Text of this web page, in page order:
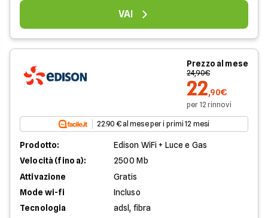
VAI
Prezzo al mese
24,90€
22,90€
per 12 rinnovi
22.90 € al mese per i primi 12 mesi
Prodotto:
Edison WiFi + Luce e Gas
Velocità (fino a):
2500 Mb
Attivazione
Gratis
Mode wi-fi
Incluso
Tecnologia
adsl, fibra